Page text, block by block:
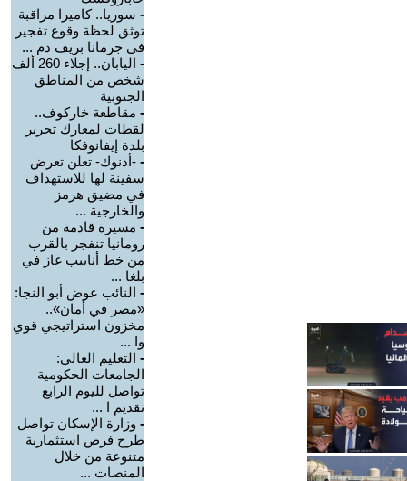
- سوريا.. كاميرا مراقبة
توثق لحظة وقوع تفجير
في جرمانا بريف دم ...
-
اليابان.. إجلاء 260 ألف
شخص من المناطق
الجنوبية
- مقاطعة خاركوف..
لقطات لمعارك تحرير
بلدة إيفانوفكا
- -أدنوك- تعلن تعرض
سفينة لها للاستهداف
في مضيق هرمز
والخارجية ...
- مسيرة قادمة من
رومانيا تنفجر بالقرب
من خط أنابيب غاز في
بلغا ...
- النائب عوض أبو النجا:
«مصر في أمان»..
مخزون استراتيجي قوي
وا ...
- التعليم العالي:
الجامعات الحكومية
تواصل لليوم الرابع
تقديم ا ...
- وزارة الإسكان تواصل
طرح فرص استثمارية
متنوعة من خلال
المنصات ...